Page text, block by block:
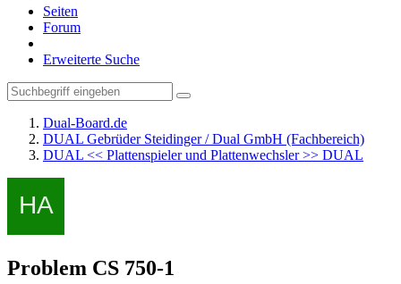
Seiten
Forum
Erweiterte Suche
Dual-Board.de
DUAL Gebrüder Steidinger / Dual GmbH (Fachbereich)
DUAL << Plattenspieler und Plattenwechsler >> DUAL
Problem CS 750-1